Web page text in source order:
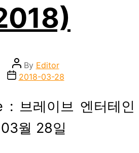
Post
author
By Editor
Post2018-03-28
: 브레이브 엔터테인
월 28일